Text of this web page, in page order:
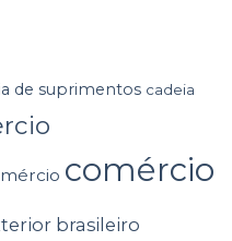
de suprimentos cadeia
comércio
brasileiro